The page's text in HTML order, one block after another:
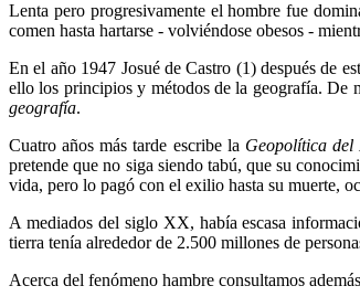
Lenta pero progresivamente el hombre fue
comen hasta hartarse - volviéndose obesos -
En el año 1947 Josué de Castro (1) después de
ello los principios y métodos de la geografía. De
geografía.
Cuatro años más tarde escribe la Geopolíticadel
pretende que no siga siendo tabú, que su
vida, pero lo pagó con el exilio hasta su muerte,
A mediados del siglo XX, había escasa
tierra tenía alrededor de 2.500 millones de
Acerca del fenómeno hambre consultamos